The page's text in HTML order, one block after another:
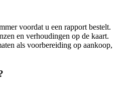
voordat u een rapport bestelt.
en verhoudingen op de kaart.
als voorbereiding op aankoop,